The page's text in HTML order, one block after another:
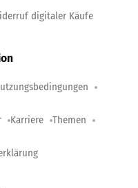
digitaler Käufe
Karriere Themen